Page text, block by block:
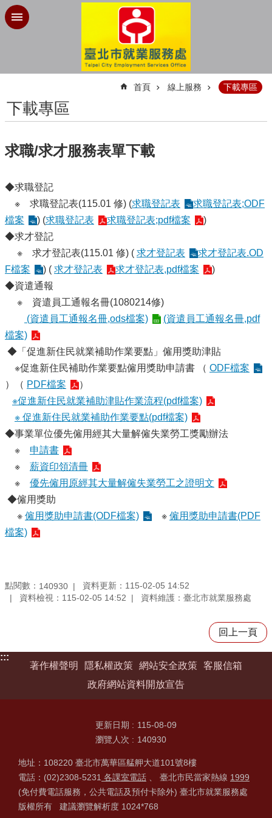
跳到主要內容區塊
首頁 線上服務 下載專區
下載專區
求職/求才服務表單下載
◆求職登記
※ 求職登記表(115.01 修) (求職登記表
求職登記表;ODF
檔案
) (求職登記表 求職登記表;pdf檔案
)
◆求才登記
※ 求才登記表(115.01 修) ( 求才登記表
求才登記表.OD
F檔案
) ( 求才登記表 求才登記表,pdf檔案
)
◆資遣通報
※ 資遣員工通報名冊(1080214修)
(資遣員工通報名冊,ods檔案)
(資遣員工通報名冊,pdf
檔案)
◆「促進新住民就業補助作業要點」僱用獎助津貼
※促進新住民補助作業要點僱用獎助申請書 （ ODF檔案
）（ PDF檔案
）
※促進新住民就業補助津貼作業流程(pdf檔案)
※ 促進新住民就業補助作業要點(pdf檔案)
◆事業單位優先僱用經其大量解僱失業勞工獎勵辦法
※ 申請書
※ 薪資印領清冊
※ 優先僱用原經其大量解僱失業勞工之證明文
◆僱用獎助
※ 僱用獎助申請書(ODF檔案) ※ 僱用獎助申請書(PDF
檔案)
點閱數： 140930
資料更新：115-02-05 14:52
資料檢視：115-02-05 14:52
資料維護：臺北市就業服務處
回上一頁
:::
著作權聲明
隱私權政策 網站安全政策 客服信箱
政府網站資料開放宣告
更新日期
115-08-09
瀏覽人次
140930
地址：108220 臺北市萬華區艋舺大道101號8樓
電話：(02)2308-5231 各課室電話 、 臺北市民當家熱線 1999
(免付費電話服務，公共電話及預付卡除外) 臺北市就業服務處
版權所有 建議瀏覽解析度 1024*768